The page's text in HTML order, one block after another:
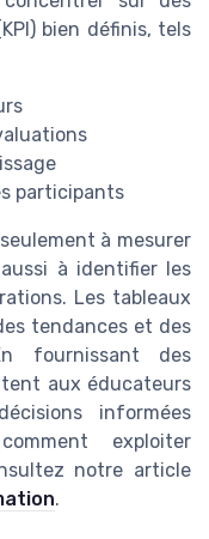
bien définis, tels
participants
à mesurer
à identifier les
Les tableaux
tendances et des
fournissant des
aux éducateurs
informées
exploiter
notre article
.